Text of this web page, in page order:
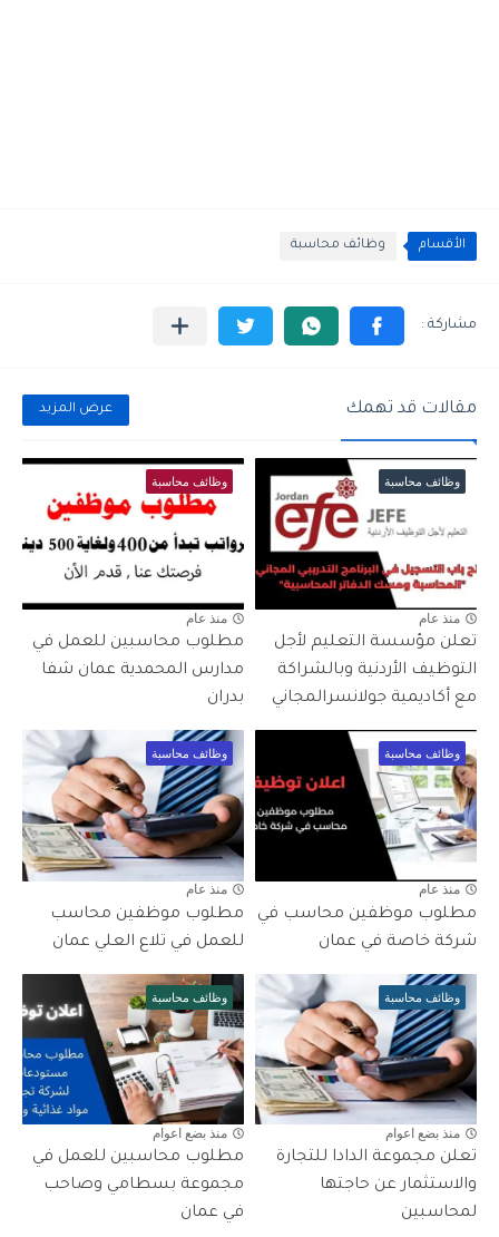
الأقسام وظائف محاسبة
مقالات قد تهمك عرض المزيد
وظائف محاسبة
منذ عام
تعلن مؤسسة التعليم لأجل
التوظيف الأردنية وبالشراكة
مع أكاديمية جولانسرالمجاني
وظائف محاسبة
منذ عام
مطلوب محاسبين للعمل في
مدارس المحمدية عمان شفا
بدران
وظائف محاسبة
منذ عام
مطلوب موظفين محاسب في
شركة خاصة في عمان
وظائف محاسبة
منذ عام
مطلوب موظفين محاسب
للعمل في تلاع العلي عمان
وظائف محاسبة
منذ بضع اعوام
تعلن مجموعة الدادا للتجارة
والاستثمار عن حاجتها
لمحاسبين
وظائف محاسبة
منذ بضع اعوام
مطلوب محاسبين للعمل في
مجموعة بسطامي وصاحب
في عمان